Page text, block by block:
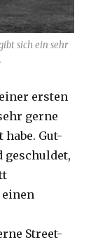
sich ein sehr
ersten
gerne
Gut-
geschuldet,
Street-